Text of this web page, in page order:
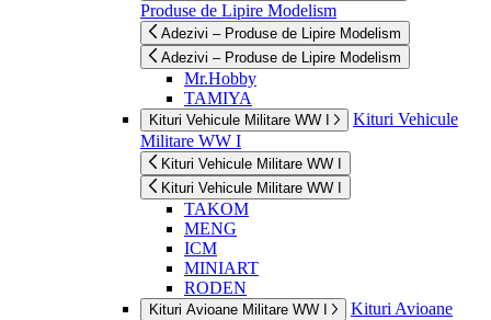
Produse de Lipire Modelism
Adezivi – Produse de Lipire Modelism
Adezivi – Produse de Lipire Modelism
Mr.Hobby
TAMIYA
Kituri Vehicule Militare WW I
Kituri Vehicule
Militare WW I
Kituri Vehicule Militare WW I
Kituri Vehicule Militare WW I
TAKOM
MENG
ICM
MINIART
RODEN
Kituri Avioane Militare WW I
Kituri Avioane